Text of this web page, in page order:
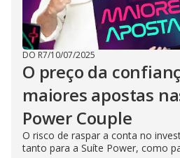
DO R7/10/07/2025
O preço da
maiores apostas
Power Couple
O risco de raspar a conta no
tanto para a Suíte Power, como